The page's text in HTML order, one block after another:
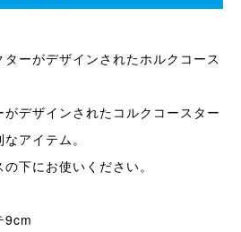
ターがデザインされたホルクコース
デザインされたコルクコースター
アイテム。
下にお使いください。
9cm